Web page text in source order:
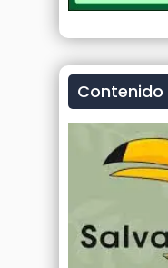
Contenido